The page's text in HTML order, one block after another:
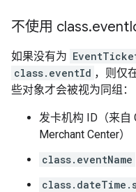
不使用 class.event
如果没有为
class.eventId ，则仅
些对象才会被视为同组：
发卡机构 ID（来自
Merchant Center）
class.eventName